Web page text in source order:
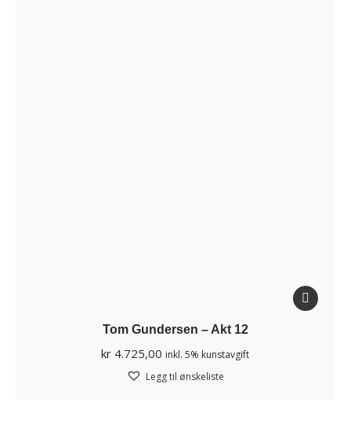
Tom Gundersen – Akt 12
kr 4.725,00 inkl. 5% kunstavgift
Legg til ønskeliste